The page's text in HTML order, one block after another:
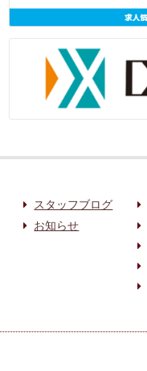
スタッフブログ
お知らせ